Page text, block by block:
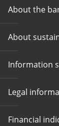
About the
About
Information
Legal
Financial